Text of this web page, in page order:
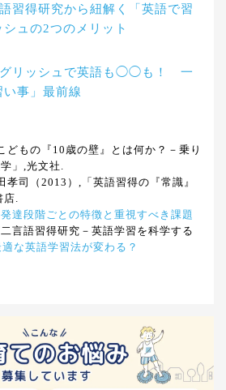
習得研究から紐解く「英語で習
ュの2つのメリット
リッシュで英語も◯◯も！ 一
事」最前線
どもの『10歳の壁』とは何か？－乗り
」,光文社.
孝司（2013）,「英語習得の『常識』
店.
達段階ごとの特徴と重視すべき課題
言語習得研究－英語学習を科学する
適な英語学習法が変わる？